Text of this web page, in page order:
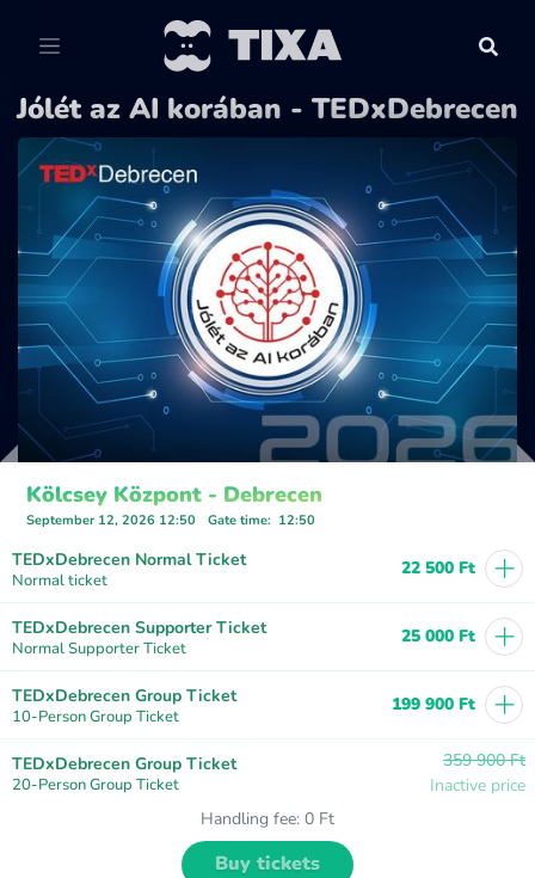
Jólét az AI korában - TEDxDebrecen
Kölcsey Központ - Debrecen
September 12, 2026 12:50 Gate time: 12:50
TEDxDebrecen Normal Ticket
Normal ticket
22 500 Ft +
TEDxDebrecen Supporter Ticket
Normal Supporter Ticket
25 000 Ft +
TEDxDebrecen Group Ticket
10-Person Group Ticket
199 900 Ft +
TEDxDebrecen Group Ticket
20-Person Group Ticket
359 900 Ft
Inactive price
Handling fee: 0 Ft
Buy tickets